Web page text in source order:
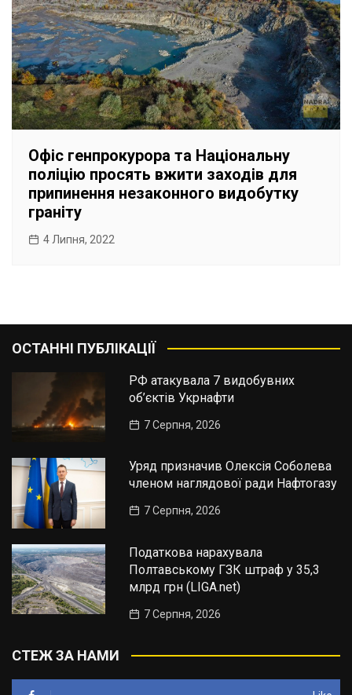
Офіс генпрокурора та Національну
поліцію просять вжити заходів для
припинення незаконного видобутку
граніту
4 Липня, 2022
ОСТАННІ ПУБЛІКАЦІЇ
РФ атакувала 7 видобувних
об’єктів Укрнафти
7 Серпня, 2026
Уряд призначив Олексія Соболева
членом наглядової ради Нафтогазу
7 Серпня, 2026
Податкова нарахувала
Полтавському ГЗК штраф у 35,3
млрд грн (LIGA.net)
7 Серпня, 2026
СТЕЖ ЗА НАМИ